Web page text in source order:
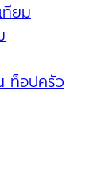
ทียม
ท็อปครัว